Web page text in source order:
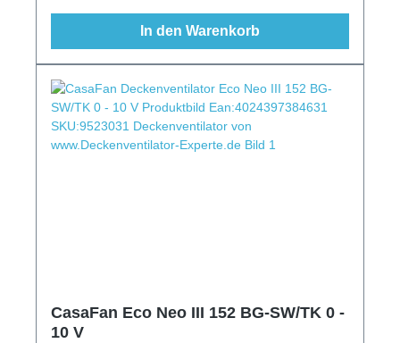
In den Warenkorb
CasaFan Eco Neo III 152 BG-SW/TK 0 -
10 V